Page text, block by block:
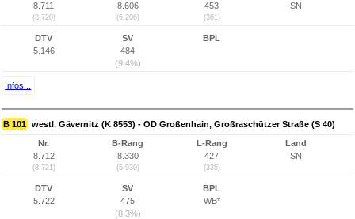
8.711
(8.720)
8.606
(6.206)
453
(361)
SN
DTV
5.146
SV
484
(9,4%)
BPL
Infos...
B 101 westl. Gävernitz (K 8553) - OD Großenhain, Großraschützer Straße (S 40)
Nr.
8.712
(8.721)
B-Rang
8.330
(5.930)
L-Rang
427
(335)
Land
SN
DTV
5.722
SV
475
(8,3%)
BPL
WB*